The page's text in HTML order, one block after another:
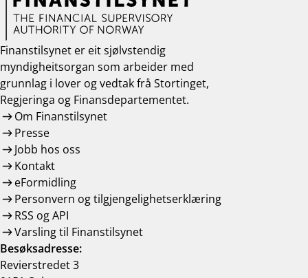
Finanstilsynet er eit sjølvstendig
myndigheitsorgan som arbeider med
grunnlag i lover og vedtak frå Stortinget,
Regjeringa og Finansdepartementet.
Om Finanstilsynet
Presse
Jobb hos oss
Kontakt
eFormidling
Personvern og tilgjengelighetserklæring
RSS og API
Varsling til Finanstilsynet
Besøksadresse:
Revierstredet 3